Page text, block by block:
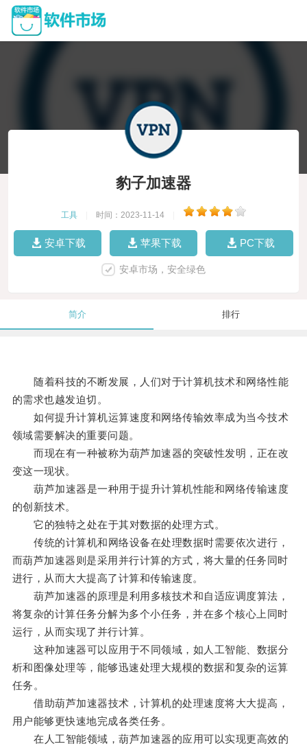
豹子加速器
工具 时间：2023-11-14
安卓下载 苹果下载 PC下载
安卓市场，安全绿色
简介 排行
随着科技的不断发展，人们对于计算机技术和网络性能
的需求也越发迫切。
如何提升计算机运算速度和网络传输效率成为当今技术
领域需要解决的重要问题。
而现在有一种被称为葫芦加速器的突破性发明，正在改
变这一现状。
葫芦加速器是一种用于提升计算机性能和网络传输速度
的创新技术。
它的独特之处在于其对数据的处理方式。
传统的计算机和网络设备在处理数据时需要依次进行，
而葫芦加速器则是采用并行计算的方式，将大量的任务同时
进行，从而大大提高了计算和传输速度。
葫芦加速器的原理是利用多核技术和自适应调度算法，
将复杂的计算任务分解为多个小任务，并在多个核心上同时
运行，从而实现了并行计算。
这种加速器可以应用于不同领域，如人工智能、数据分
析和图像处理等，能够迅速处理大规模的数据和复杂的运算
任务。
借助葫芦加速器技术，计算机的处理速度将大大提高，
用户能够更快速地完成各类任务。
在人工智能领域，葫芦加速器的应用可以实现更高效的